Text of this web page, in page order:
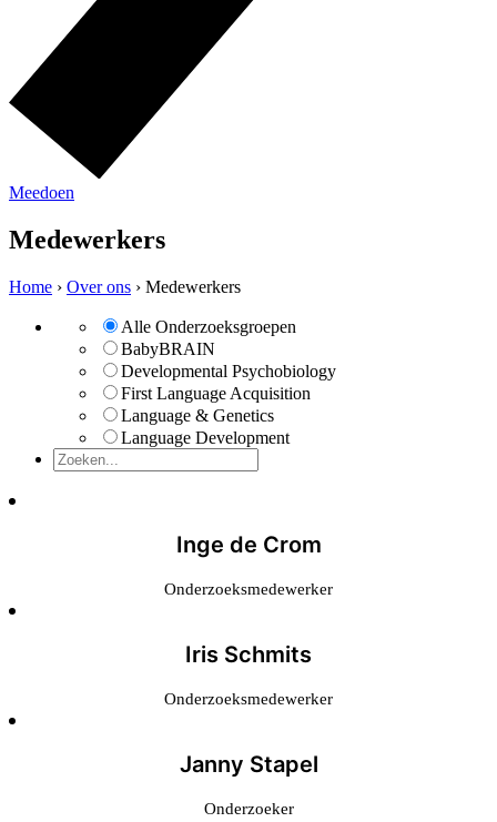
Meedoen
Medewerkers
Home › Over ons › Medewerkers
Alle Onderzoeksgroepen
BabyBRAIN
Developmental Psychobiology
First Language Acquisition
Language & Genetics
Language Development
Inge de Crom
Onderzoeksmedewerker
Iris Schmits
Onderzoeksmedewerker
Janny Stapel
Onderzoeker